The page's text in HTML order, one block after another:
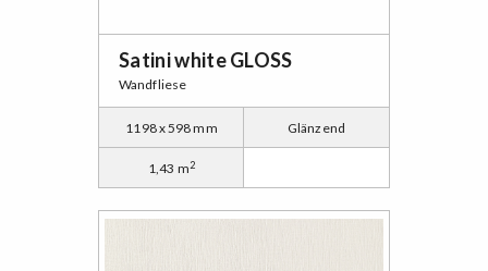
Satini white GLOSS
Wandfliese
1198 x 598 mm Glänzend
1,43 m2